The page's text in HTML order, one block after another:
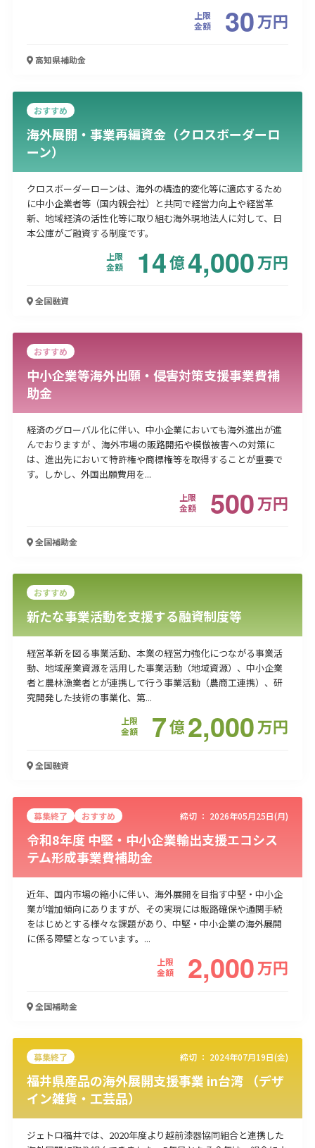
上限
金額
30万円
高知県補助金
おすすめ
海外展開・事業再編資金（クロスボーダーロ
ーン）
クロスボーダーローンは、海外の構造的変化等に適応するため
に中小企業者等（国内親会社）と共同で経営力向上や経営革
新、地域経済の活性化等に取り組む海外現地法人に対して、日
本公庫がご融資する制度です。
上限
金額
14億4,000万円
全国融資
おすすめ
中小企業等海外出願・侵害対策支援事業費補
助金
経済のグローバル化に伴い、中小企業においても海外進出が進
んでおりますが 、海外市場の販路開拓や模倣被害への対策に
は、進出先において特許権や商標権等を取得することが重要で
す。しかし、外国出願費用を...
上限
金額
500万円
全国補助金
おすすめ
新たな事業活動を支援する融資制度等
経営革新を図る事業活動、本業の経営力強化につながる事業活
動、地域産業資源を活用した事業活動（地域資源）、中小企業
者と農林漁業者とが連携して行う事業活動（農商工連携）、研
究開発した技術の事業化、第...
上限
金額
7億2,000万円
全国融資
募集終了 おすすめ 締切 ： 2026年05月25日(月)
令和8年度 中堅・中小企業輸出支援エコシス
テム形成事業費補助金
近年、国内市場の縮小に伴い、海外展開を目指す中堅・中小企
業が増加傾向にありますが、その実現には販路確保や通関手続
をはじめとする様々な課題があり、中堅・中小企業の海外展開
に係る障壁となっています。...
上限
金額
2,000万円
全国補助金
募集終了 締切 ： 2024年07月19日(金)
福井県産品の海外展開支援事業 in台湾 （デザ
イン雑貨・工芸品）
ジェトロ福井では、2020年度より越前漆器協同組合と連携した